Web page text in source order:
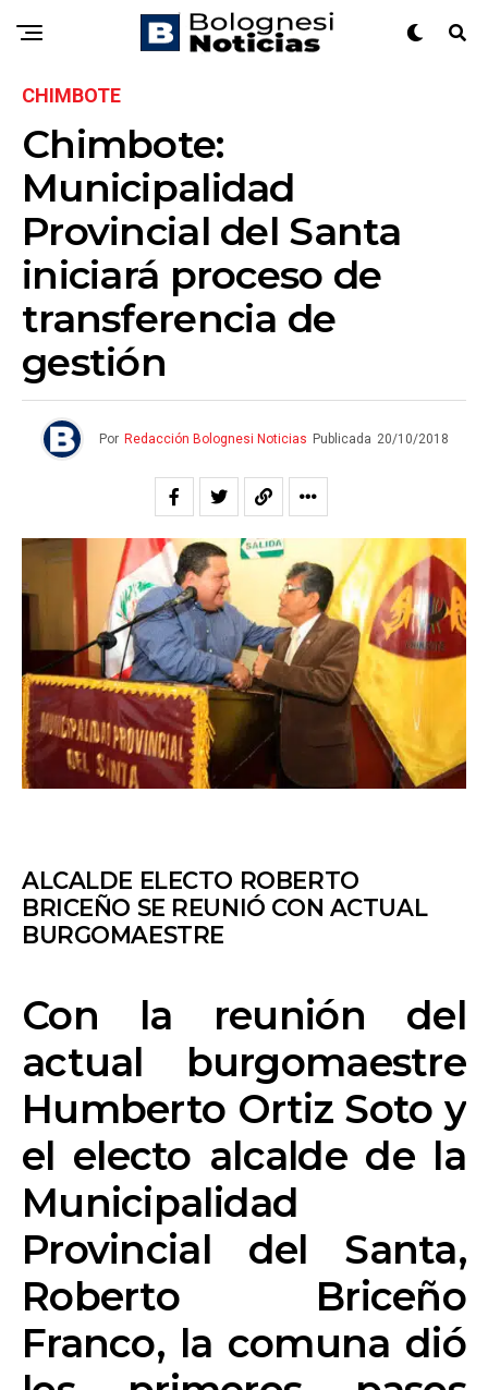
CHIMBOTE
Chimbote:
Municipalidad
Provincial del Santa
iniciará proceso de
transferencia de
gestión
Por Redacción Bolognesi Noticias Publicada 20/10/2018
ALCALDE ELECTO ROBERTO
BRICEÑO SE REUNIÓ CON ACTUAL
BURGOMAESTRE
Con la reunión del
actual burgomaestre
Humberto Ortiz Soto y
el electo alcalde de la
Municipalidad
Provincial del Santa,
Roberto Briceño
Franco, la comuna dió